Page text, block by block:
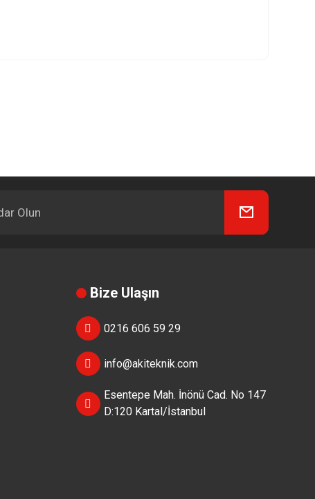
Bize Ulaşın
0216 606 59 29
info@akiteknik.com
Esentepe Mah. İnönü Cad. No 147
D:120 Kartal/İstanbul